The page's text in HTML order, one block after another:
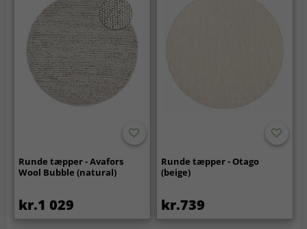
Runde tæpper - Avafors
Wool Bubble (natural)
kr.1 029
Runde tæpper - Otago
(beige)
kr.739